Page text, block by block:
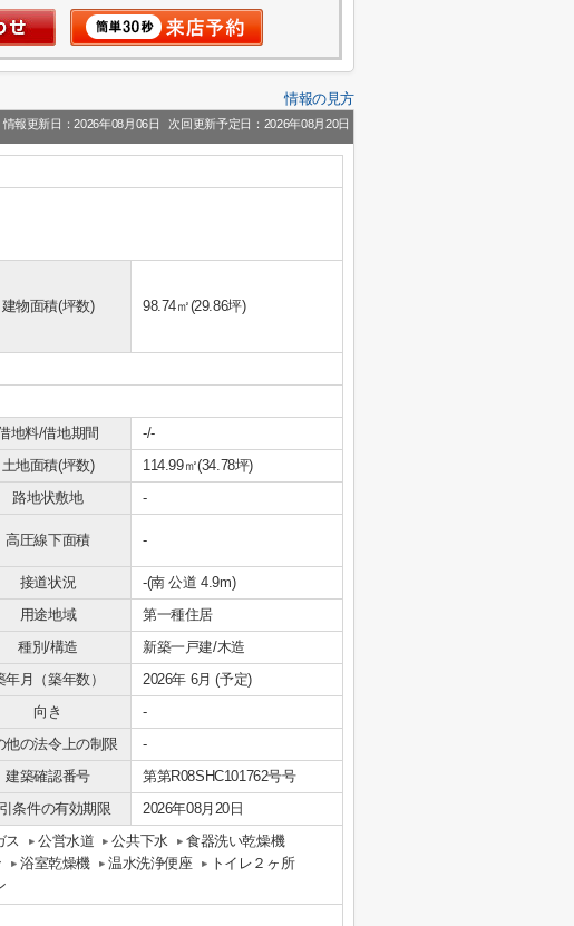
情報の見方
情報更新日：2026年08月06日 次回更新予定日：2026年08月20日
建物面積(坪数) 98.74㎡(29.86坪)
地料/借地期間
-/-
土地面積(坪数)
114.99㎡(34.78坪)
路地状敷地
-
高圧線下面積 -
接道状況
-(南 公道 4.9m)
用途地域
第一種住居
種別/構造
新築一戸建/木造
年月（築年数）
2026年 6月 (予定)
向き
-
他の法令上の制限
-
建築確認番号
第第R08SHC101762号号
条件の有効期限 2026年08月20日
ス 公営水道 公共下水
食器洗い乾燥機
浴室乾燥機 温水洗浄便座
トイレ２ヶ所